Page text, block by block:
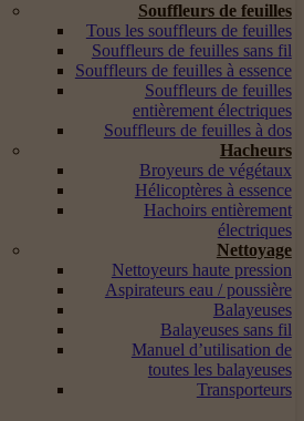
Souffleurs de feuilles
Tous les souffleurs de feuilles
Souffleurs de feuilles sans fil
Souffleurs de feuilles à essence
Souffleurs de feuilles
entièrement électriques
Souffleurs de feuilles à dos
Hacheurs
Broyeurs de végétaux
Hélicoptères à essence
Hachoirs entièrement
électriques
Nettoyage
Nettoyeurs haute pression
Aspirateurs eau / poussière
Balayeuses
Balayeuses sans fil
Manuel d’utilisation de
toutes les balayeuses
Transporteurs